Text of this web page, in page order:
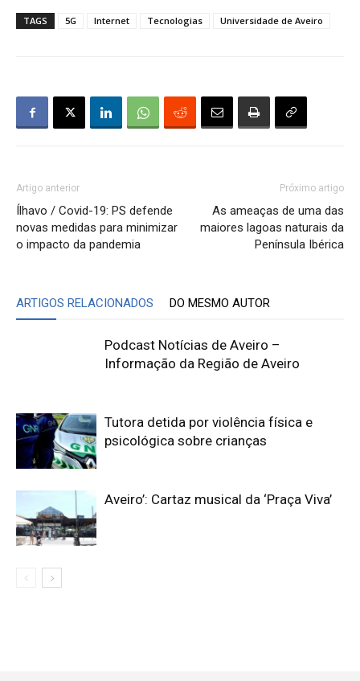
TAGS 5G Internet Tecnologias Universidade de Aveiro
Artigo anterior
Ílhavo / Covid-19: PS defende
novas medidas para minimizar
o impacto da pandemia
Próximo artigo
As ameaças de uma das
maiores lagoas naturais da
Península Ibérica
ARTIGOS RELACIONADOS DO MESMO AUTOR
Podcast Notícias de Aveiro –
Informação da Região de Aveiro
Tutora detida por violência física e
psicológica sobre crianças
Aveiro’: Cartaz musical da ‘Praça Viva’